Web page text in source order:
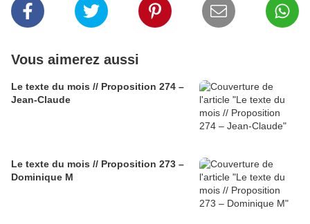
Vous aimerez aussi
Le texte du mois // Proposition 274 –
Jean-Claude
Le texte du mois // Proposition 273 –
Dominique M